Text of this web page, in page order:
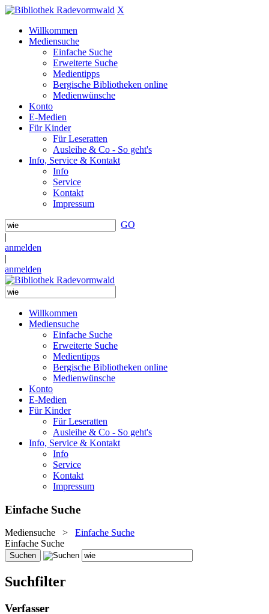
X
Willkommen
Mediensuche
Einfache Suche
Erweiterte Suche
Medientipps
Bergische Bibliotheken online
Medienwünsche
Konto
E-Medien
Für Kinder
Für Leseratten
Ausleihe & Co - So geht's
Info, Service & Kontakt
Info
Service
Kontakt
Impressum
GO
|
anmelden
|
anmelden
Willkommen
Mediensuche
Einfache Suche
Erweiterte Suche
Medientipps
Bergische Bibliotheken online
Medienwünsche
Konto
E-Medien
Für Kinder
Für Leseratten
Ausleihe & Co - So geht's
Info, Service & Kontakt
Info
Service
Kontakt
Impressum
Einfache Suche
Mediensuche > Einfache Suche
Einfache Suche
Suchfilter
Verfasser